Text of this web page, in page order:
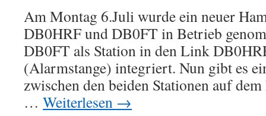
Am Montag 6.Juli wurde ein neuer
DB0HRF und DB0FT in Betrieb
DB0FT als Station in den Link
(Alarmstange) integriert. Nun gibt es
zwischen den beiden Stationen auf
… Weiterlesen →